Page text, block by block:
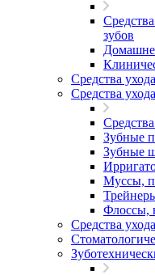
зубов
Средства
Средства
Зубные
Зубные
Муссы,
Флоссы,
Средства